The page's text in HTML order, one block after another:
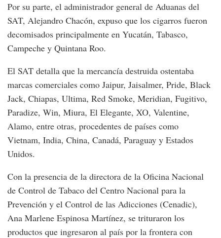
Por su parte, el administrador general de Aduanas del
SAT, Alejandro Chacón, expuso que los cigarros fueron
decomisados principalmente en Yucatán, Tabasco,
Campeche y Quintana Roo.
El SAT detalla que la mercancía destruida ostentaba
marcas comerciales como Jaipur, Jaisalmer, Pride, Black
Jack, Chiapas, Ultima, Red Smoke, Meridian, Fugitivo,
Paradize, Win, Miura, El Elegante, XO, Valentine,
Alamo, entre otras, procedentes de países como
Vietnam, India, China, Canadá, Paraguay y Estados
Unidos.
Con la presencia de la directora de la Oficina Nacional
de Control de Tabaco del Centro Nacional para la
Prevención y el Control de las Adicciones (Cenadic),
Ana Marlene Espinosa Martínez, se trituraron los
productos que ingresaron al país por la frontera con